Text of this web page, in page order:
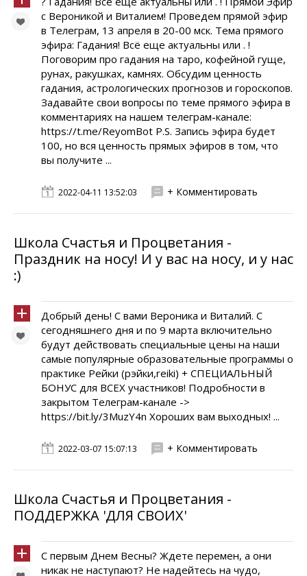
с Вероникой и Виталием! Проведем прямой эфир
в Телеграм, 13 апреля в 20-00 мск. Тема прямого
эфира: Гадания! Всё еще актуальны или . !
Поговорим про гадания на таро, кофейной гуще,
рунах, ракушках, камнях. Обсудим ценность
гадания, астрологических прогнозов и гороскопов.
Задавайте свои вопросы по теме прямого эфира в
комментариях на нашем телеграм-канале:
https://t.me/ReyomBot P.S. Запись эфира будет
100, но вся ценность прямых эфиров в том, что
вы получите ...
2022-04-11 13:52:03 + Комментировать
Школа Счастья и Процветания -
Праздник на носу! И у вас на носу, и у нас
:)
Добрый день! С вами Вероника и Виталий. С
сегодняшнего дня и по 9 марта включительно
будут действовать специальные цены на наши
самые популярные образовательные программы о
практике Рейки (рэйки,reiki) + СПЕЦИАЛЬНЫЙ
БОНУС для ВСЕХ участников! Подробности в
закрытом Телеграм-канале ->
https://bit.ly/3MuzY4n Хороших вам выходных! ...
2022-03-07 15:07:13 + Комментировать
Школа Счастья и Процветания -
ПОДДЕРЖКА 'ДЛЯ СВОИХ'
С первым Днем Весны? Ждете перемен, а они
никак не наступают? Не надейтесь на чудо,